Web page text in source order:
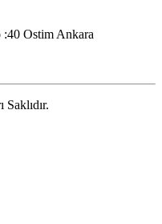
:40 Ostim Ankara